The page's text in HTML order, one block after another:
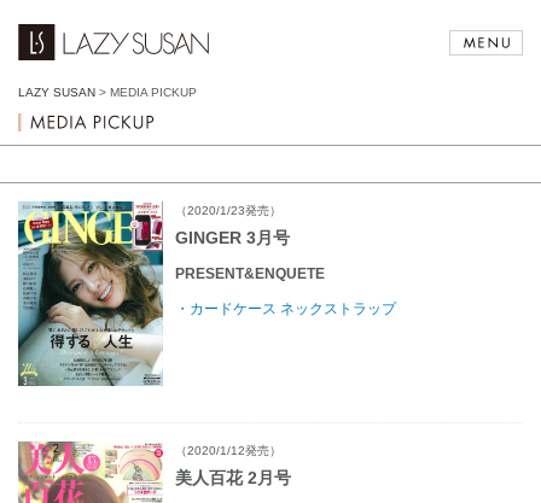
LAZY SUSAN > MEDIA PICKUP
（2020/1/23発売）
GINGER 3月号
PRESENT&ENQUETE
・カードケース ネックストラップ
（2020/1/12発売）
美人百花 2月号